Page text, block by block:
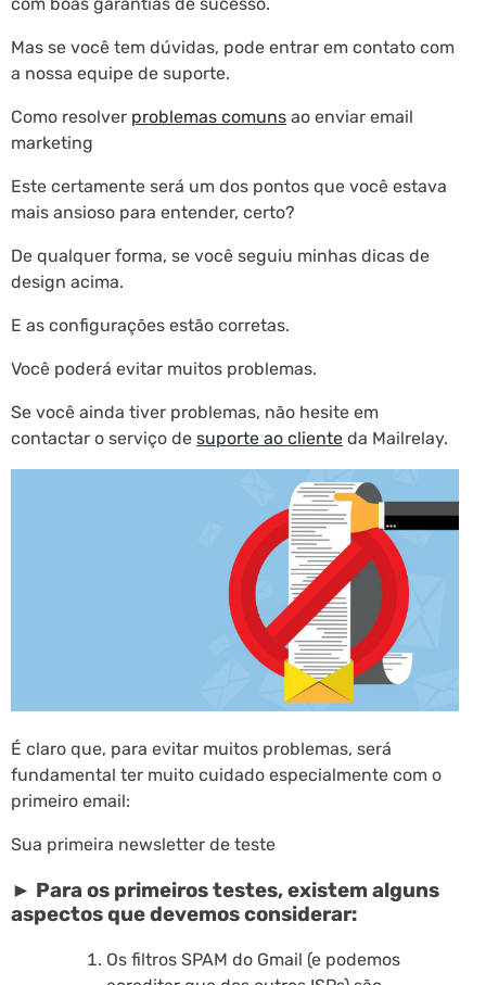
com boas garantias de sucesso.
Mas se você tem dúvidas, pode entrar em contato com
a nossa equipe de suporte.
Como resolver problemas comuns ao enviar email
marketing
Este certamente será um dos pontos que você estava
mais ansioso para entender, certo?
De qualquer forma, se você seguiu minhas dicas de
design acima.
E as configurações estão corretas.
Você poderá evitar muitos problemas.
Se você ainda tiver problemas, não hesite em
contactar o serviço de suporte ao cliente da Mailrelay.
É claro que, para evitar muitos problemas, será
fundamental ter muito cuidado especialmente com o
primeiro email:
Sua primeira newsletter de teste
► Para os primeiros testes, existem alguns
aspectos que devemos considerar:
Os filtros SPAM do Gmail (e podemos